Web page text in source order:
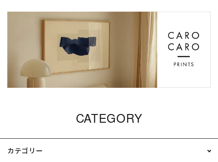
CATEGORY
カテゴリー